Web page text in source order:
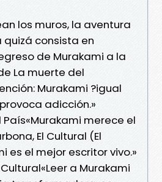
los muros, la aventura
consista en
de Murakami a la
La muerte del
Murakami ?igual
adicción.»
País«Murakami merece el
El Cultural (El
es el mejor escritor vivo.»
a Murakami